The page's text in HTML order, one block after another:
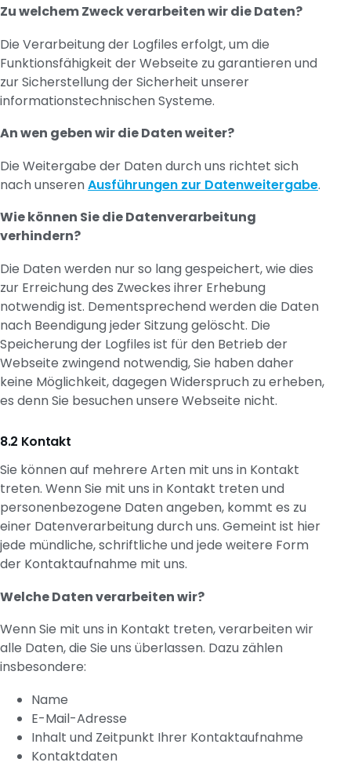
Zu welchem Zweck verarbeiten wir die Daten?
Die Verarbeitung der Logfiles erfolgt, um die
Funktionsfähigkeit der Webseite zu garantieren und
zur Sicherstellung der Sicherheit unserer
informationstechnischen Systeme.
An wen geben wir die Daten weiter?
Die Weitergabe der Daten durch uns richtet sich
nach unserenAusführungen zur Datenweitergabe.
Wie können Sie die Datenverarbeitung
verhindern?
Die Daten werden nur so lang gespeichert, wie dies
zur Erreichung des Zweckes ihrer Erhebung
notwendig ist. Dementsprechend werden die Daten
nach Beendigung jeder Sitzung gelöscht. Die
Speicherung der Logfiles ist für den Betrieb der
Webseite zwingend notwendig, Sie haben daher
keine Möglichkeit, dagegen Widerspruch zu erheben,
es denn Sie besuchen unsere Webseite nicht.
Kontakt
Sie können auf mehrere Arten mit uns in Kontakt
treten. Wenn Sie mit uns in Kontakt treten und
personenbezogene Daten angeben, kommt es zu
einer Datenverarbeitung durch uns. Gemeint ist hier
jede mündliche, schriftliche und jede weitere Form
der Kontaktaufnahme mit uns.
Welche Daten verarbeiten wir?
Wenn Sie mit uns in Kontakt treten, verarbeiten wir
alle Daten, die Sie uns überlassen. Dazu zählen
insbesondere:
Name
E-Mail-Adresse
Inhalt und Zeitpunkt Ihrer Kontaktaufnahme
Kontaktdaten